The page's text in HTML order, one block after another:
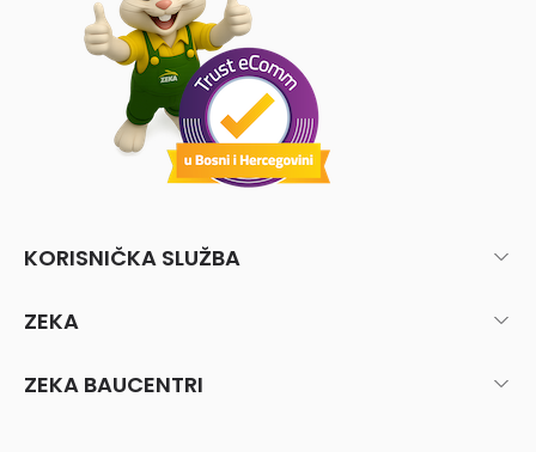
KORISNIČKA SLUŽBA
ZEKA
ZEKA BAUCENTRI